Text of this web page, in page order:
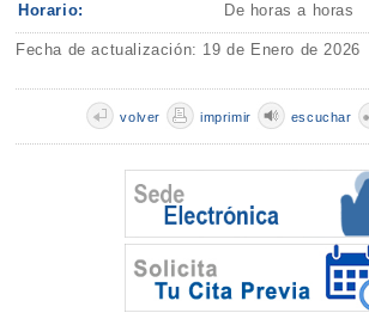
Horario: De horas a horas
Fecha de actualización: 19 de Enero de 2026
escuchar
imprimir
volver